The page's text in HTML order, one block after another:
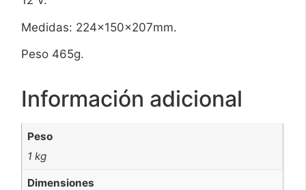
Medidas: 224x150x207mm.
Peso 465g.
Información adicional
Peso
1 kg
Dimensiones